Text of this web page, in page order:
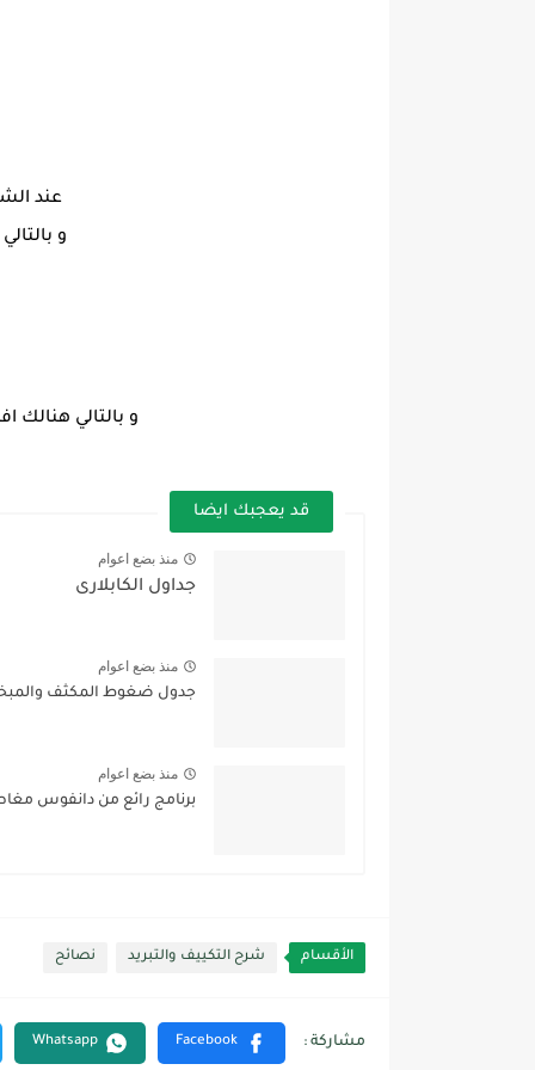
عند
و
و بالتالي هنالك
قد يعجبك ايضا
منذ بضع اعوام
جداول الكابلارى
منذ بضع اعوام
جدول ضغوط المكثف
منذ بضع اعوام
برنامج رائع من دانفوس
الأقسام شرح التكييف والتبريد نصائح